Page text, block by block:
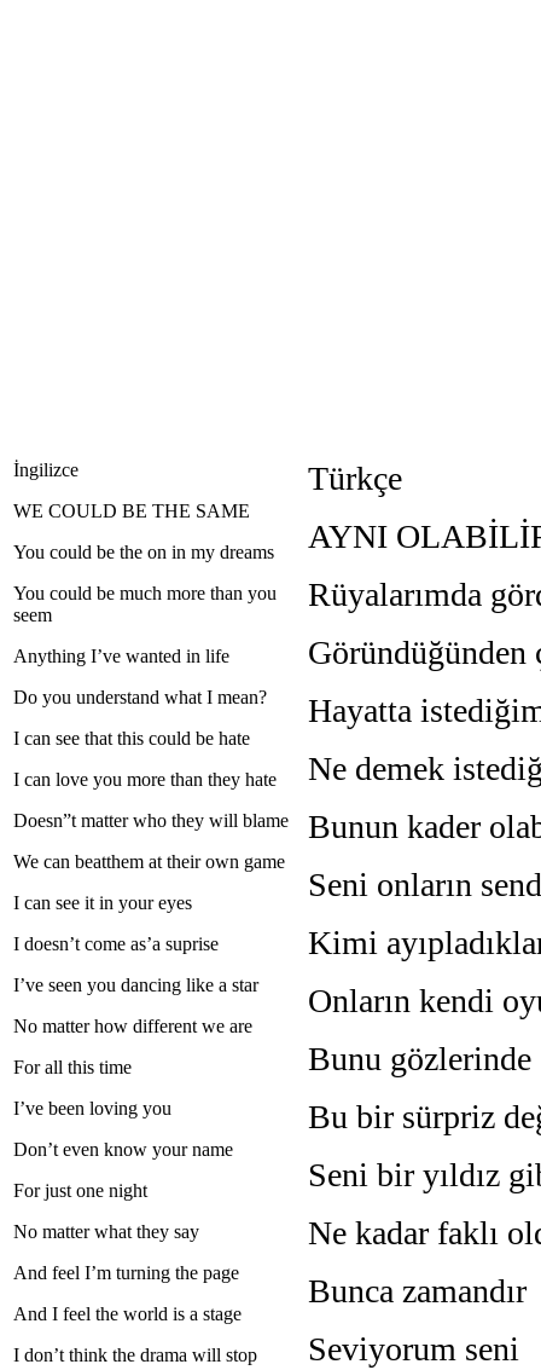
İngilizce
WE COULD BE THE SAME
You could be the on in my dreams
You could be much more than you
seem
Anything I’ve wanted in life
Do you understand what I mean?
I can see that this could be hate
I can love you more than they hate
Doesn”t matter who they will blame
We can beatthem at their own game
I can see it in your eyes
I doesn’t come as’a suprise
I’ve seen you dancing like a star
No matter how different we are
For all this time
I’ve been loving you
Don’t even know your name
For just one night
No matter what they say
And feel I’m turning the page
And I feel the world is a stage
I don’t think the drama will stop
Türkçe
AYNI
Rüyalarımda
Göründüğünden
Hayatta
Ne demek
Bunun kader
Seni onların
Kimi
Onların kendi
Bunu
Bu bir sürpriz
Seni bir yıldız
Ne kadar faklı
Bunca zamandır
Seviyorum seni